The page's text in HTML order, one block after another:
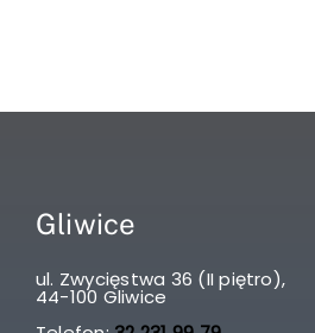
Gliwice
ul. Zwycięstwa 36 (II piętro),
44-100 Gliwice